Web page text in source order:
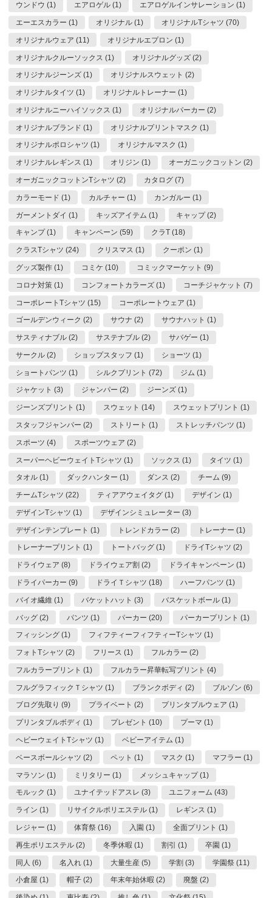
ウンドウ (1) エアロゲル (1) エアロゲルインサレーション (1)
エーエスカラー (1) オリジナル (1) オリジナルTシャツ (70)
オリジナルウェア (11) オリジナルエプロン (1)
オリジナルクルーソックス (1) オリジナルグッズ (2)
オリジナルジーンズ (1) オリジナルスウェット (2)
オリジナルタイツ (1) オリジナルトレーナー (1)
オリジナルニーハイソックス (1) オリジナルパーカー (2)
オリジナルブランド (1) オリジナルプリントマスク (1)
オリジナルポロシャツ (1) オリジナルマスク (1)
オリジナルレギンス (1) オリジン (1) オーガニックコットン (2)
オーガニックコットンTシャツ (2) カタログ (7)
カラーモード (1) カルチャー (1) カンガルー (1)
ガーメントダイ (1) キッズアイテム (1) キャップ (2)
キャンプ (1) キャンペーン (59) クラT (18)
クラスTシャツ (24) クリスマス (1) クーポン (1)
グッズ製作 (1) コミケ (10) コミックマーケット (9)
コロナ対策 (1) コンフォートカラーズ (1) コーチジャケット (7)
コーポレートTシャツ (15) コーポレートウェア (1)
ゴールデンウィーク (2) サウナ (2) サウナハット (1)
サスティナブル (2) サステナブル (2) サバゲー (1)
サークル (2) ショップスタッフ (1) ショーツ (1)
ショートパンツ (1) シルクプリント (72) ジム (1)
ジャケット (3) ジャンパー (2) ジーンズ (1)
ジーンズプリント (1) スウェット (14) スウェットプリント (1)
スタッフジャンパー (2) ストリート (1) ストレッチパンツ (1)
スポーツ (4) スポーツウェア (2)
スーパーヘビーウェイトTシャツ (1) ソックス (1) タイツ (1)
タオル (1) ダックハンター (1) ダンス (2) チーム (9)
チームTシャツ (22) ティアアウェイタグ (1) デザイン (1)
デザインTシャツ (1) デザインシミュレーター (3)
デザインテンプレート (1) トレンドカラー (2) トレーナー (1)
トレーナープリント (1) トートバッグ (1) ドライTシャツ (2)
ドライウェア (8) ドライウェア割 (2) ドライキャンペーン (1)
ドライパーカー (9) ドライＴシャツ (18) ハーフパンツ (1)
バイオ繊維 (1) バケットハット (3) バスケットボール (1)
バッグ (2) パンツ (1) パーカー (20) パーカープリント (1)
フィッシング (1) フィフティーフィフティーTシャツ (1)
フォトTシャツ (2) フリース (1) フルカラー (2)
フルカラープリント (1) フルカラー昇華転写プリント (4)
フルグラフィックＴシャツ (1) ブランクボディ (2) ブルゾン (6)
ブログ先取り (9) プライベート (2) プリンタブルウェア (1)
プリンタブルボディ (1) プレゼント (10) プーマ (1)
ヘビーウェイトTシャツ (1) ベビーアイテム (1)
ベースボールシャツ (2) ペット (1) マスク (1) マフラー (1)
マラソン (1) ミリタリー (1) メッシュキャップ (1)
モルック (1) ユナイテッドアスレ (3) ユニフォーム (43)
ライン (1) リサイクルポリエステル (1) レギンス (1)
レジャー (1) 体育祭 (16) 入園 (1) 全面プリント (1)
再生ポリエステル (2) 冬季休暇 (1) 割引 (1) 卒園 (1)
同人 (6) 名入れ (1) 大量生産 (5) 学割 (3) 学園祭 (11)
小倉屋 (1) 帽子 (2) 年末年始休暇 (2) 廃盤 (2)